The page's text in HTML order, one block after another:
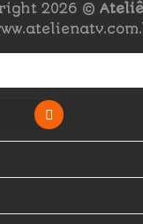
2026 © Ateliê